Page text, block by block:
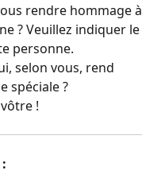
rendre hommage à
? Veuillez indiquer le
personne.
selon vous, rend
spéciale ?
!